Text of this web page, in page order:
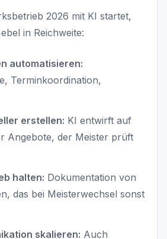
2026 mit KI startet,
in Reichweite:
automatisieren:
Terminkoordination,
erstellen: KI entwirft auf
Angebote, der Meister prüft
halten: Dokumentation von
das bei Meisterwechsel sonst
skalieren: Auch